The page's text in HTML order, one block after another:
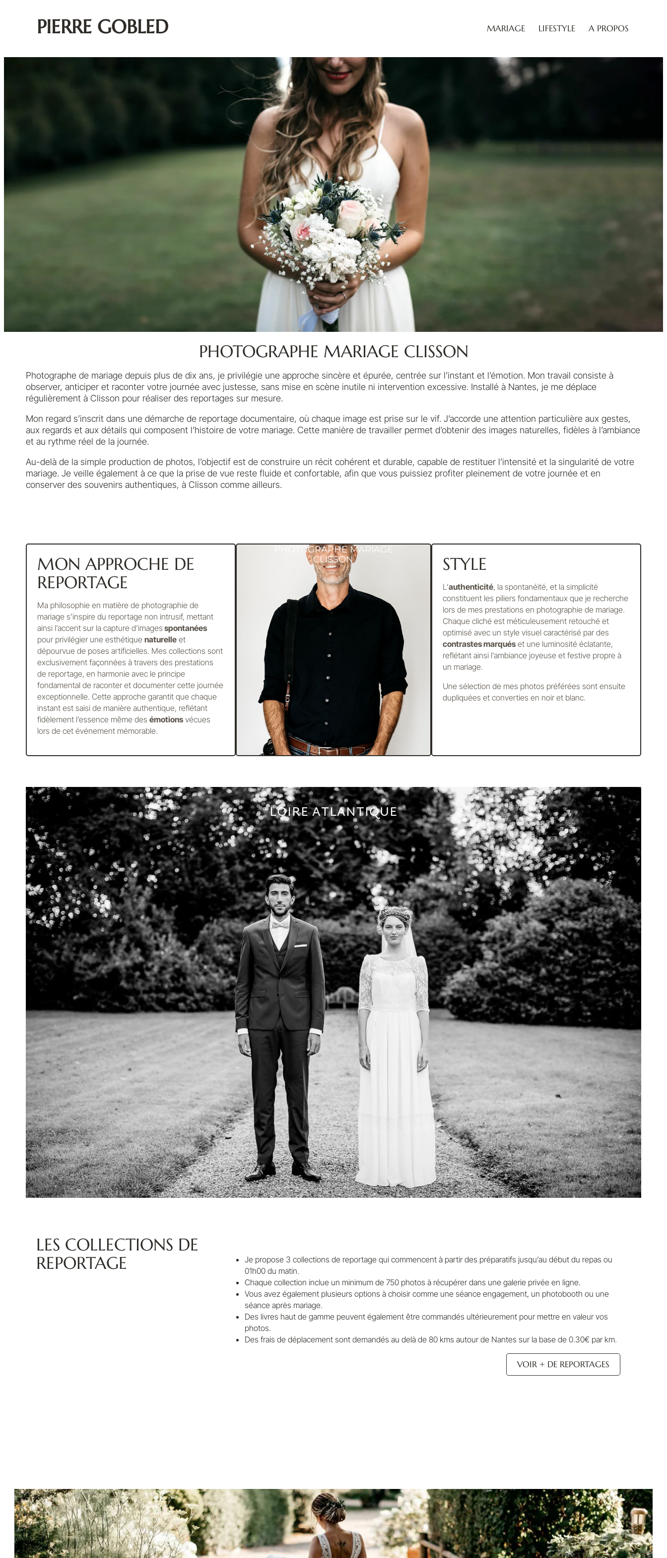
PIERRE GOBLED MARIAGE LIFESTYLE A PROPOS
PHOTOGRAPHE MARIAGE CLISSON
Photographe de mariage depuis plus de dix ans, je privilégie une approche sincère et épurée, centrée sur l’instant et l’émotion. Mon travail consiste à
observer, anticiper et raconter votre journée avec justesse, sans mise en scène inutile ni intervention excessive. Installé à Nantes, je me déplace
régulièrement à Clisson pour réaliser des reportages sur mesure.
Mon regard s’inscrit dans une démarche de reportage documentaire, où chaque image est prise sur le vif. J’accorde une attention particulière aux gestes,
aux regards et aux détails qui composent l’histoire de votre mariage. Cette manière de travailler permet d’obtenir des images naturelles, fidèles à l’ambiance
et au rythme réel de la journée.
Au-delà de la simple production de photos, l’objectif est de construire un récit cohérent et durable, capable de restituer l’intensité et la singularité de votre
mariage. Je veille également à ce que la prise de vue reste fluide et confortable, afin que vous puissiez profiter pleinement de votre journée et en
conserver des souvenirs authentiques, à Clisson comme ailleurs.
MON APPROCHE DE
REPORTAGE
Ma philosophie en matière de photographie de
mariage s’inspire du reportage non intrusif, mettant
ainsi l’accent sur la capture d’images spontanées
pour privilégier une esthétique naturelle et
dépourvue de poses artificielles. Mes collections sont
exclusivement façonnées à travers des prestations
de reportage, en harmonie avec le principe
fondamental de raconter et documenter cette journée
exceptionnelle. Cette approche garantit que chaque
instant est saisi de manière authentique, reflétant
fidèlement l’essence même des émotions vécues
lors de cet événement mémorable.
PHOTOGRAPHE MARIAGE
CLISSON
STYLE
L’authenticité, la spontanéité, et la simplicité
constituent les piliers fondamentaux que je recherche
lors de mes prestations en photographie de mariage.
Chaque cliché est méticuleusement retouché et
optimisé avec un style visuel caractérisé par des
contrastes marqués et une luminosité éclatante,
reflétant ainsi l’ambiance joyeuse et festive propre à
un mariage.
Une sélection de mes photos préférées sont ensuite
dupliquées et converties en noir et blanc.
LOIRE ATLANTIQUE
LES COLLECTIONS DE
REPORTAGE
Je propose 3 collections de reportage qui commencent à partir des préparatifs jusqu’au début du repas ou
01h00 du matin.
Chaque collection inclue un minimum de 750 photos à récupérer dans une galerie privée en ligne.
Vous avez également plusieurs options à choisir comme une séance engagement, un photobooth ou une
séance après mariage.
Des livres haut de gamme peuvent également être commandés ultérieurement pour mettre en valeur vos
photos.
Des frais de déplacement sont demandés au delà de 80 kms autour de Nantes sur la base de 0.30€ par km.
VOIR + DE REPORTAGES